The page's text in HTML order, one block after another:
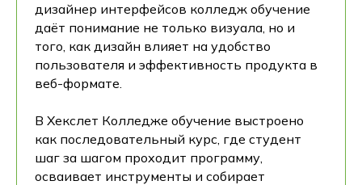
дизайнер интерфейсов колледж обучение
даёт понимание не только визуала, но и
того, как дизайн влияет на удобство
пользователя и эффективность продукта в
веб-формате.
В Хекслет Колледже обучение выстроено
как последовательный курс, где студент
шаг за шагом проходит программу,
осваивает инструменты и собирает